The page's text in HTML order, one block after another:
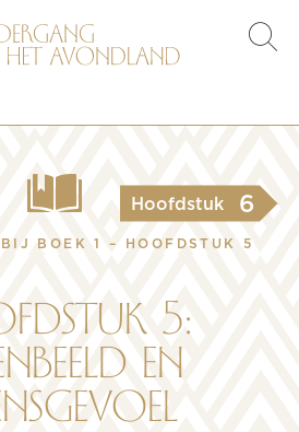
Hoofdstuk 6
BOEK 1 – HOOFDSTUK 5
5:
en